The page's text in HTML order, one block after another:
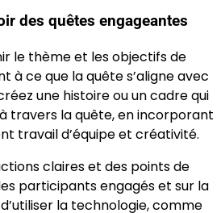
des quêtes engageantes
le thème et les objectifs de
à ce que la quête s’aligne avec
une histoire ou un cadre qui
travers la quête, en incorporant
travail d’équipe et créativité.
claires et des points de
participants engagés et sur la
la technologie, comme